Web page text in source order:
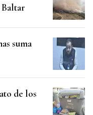
suma
de los